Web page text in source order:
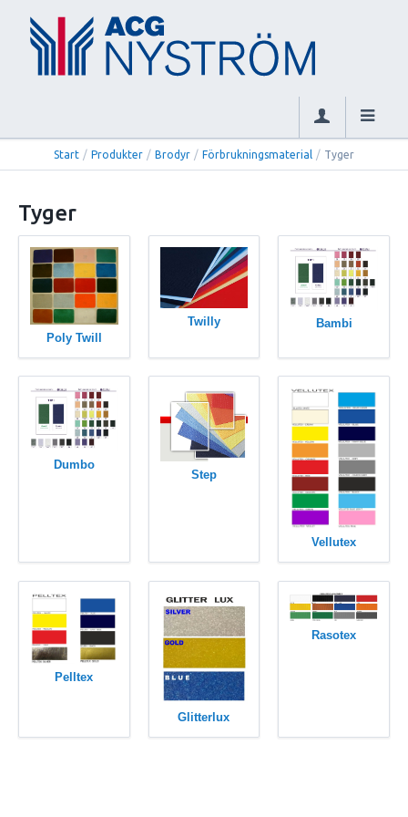
Start / Produkter / Brodyr / Förbrukningsmaterial / Tyger
Tyger
Poly Twill
Twilly Bambi
Dumbo
Step
Vellutex
Pelltex
Glitterlux
Rasotex